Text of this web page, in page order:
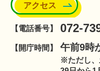
アクセス
【電話番号】 072-
【開庁時間】 午前9時
※ただし、